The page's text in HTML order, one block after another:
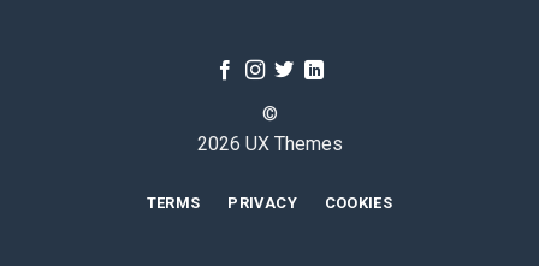
©
2026 UX Themes
TERMS PRIVACY COOKIES